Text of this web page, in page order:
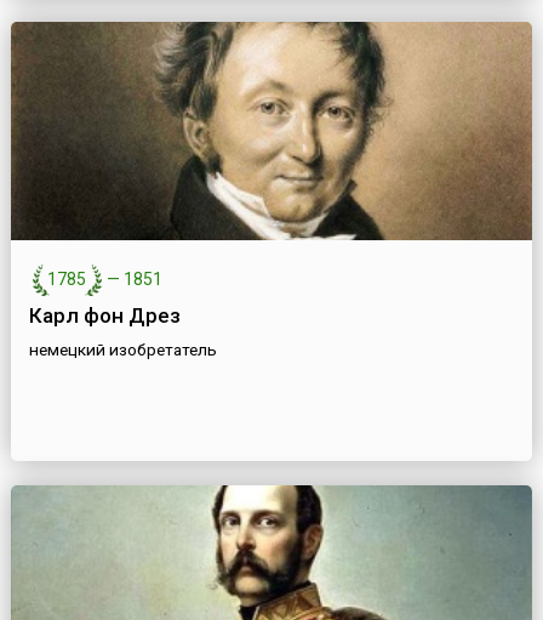
1785 — 1851
Карл фон Дрез
немецкий изобретатель